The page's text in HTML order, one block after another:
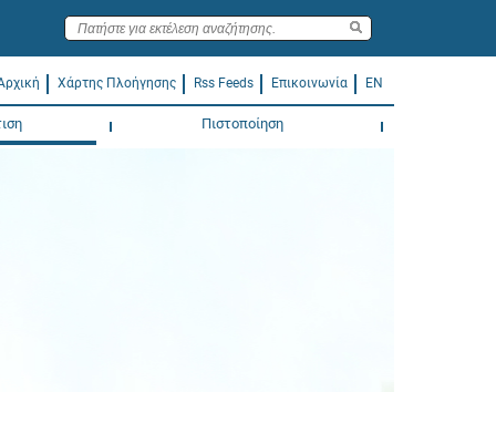
Χάρτης Πλοήγησης Rss Feeds Επικοινωνία EN
Πιστοποίηση